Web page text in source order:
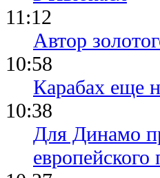
11:12
Автор
10:58
Карабах еще
10:38
Для Динамо
европейского